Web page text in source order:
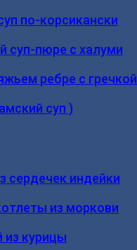
по-корсикански
суп-пюре с халуми
ребре с гречкой
суп )
сердечек индейки
из моркови
из курицы